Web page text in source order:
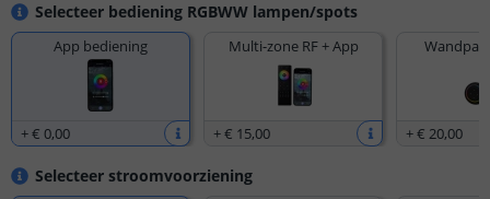
Selecteer bediening RGBWW lampen/spots
App bediening
+€ 0,00
Multi-zone RF + App
+€ 15,00 +€ 20,00
Selecteer stroomvoorziening